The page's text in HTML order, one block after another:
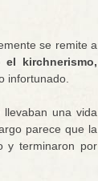
se remite a
el kirchnerismo,
infortunado.
una vida
parece que la
y terminaron por